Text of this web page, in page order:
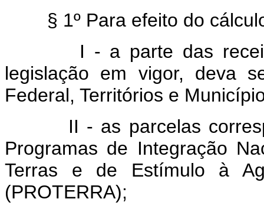
§ 1º Para efeito do
I - a parte das receitas
legislação em vigor, deva
Federal, Territórios e
II - as parcelas
Programas de Integração
Terras e de Estímulo à
(PROTERRA);